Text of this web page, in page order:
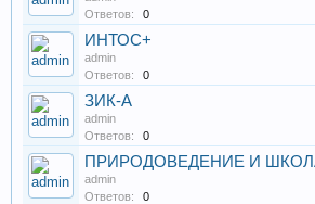
Ответов:
0
ИНТОС+
admin
Ответов:
0
ЗИК-А
admin
Ответов:
0
ПРИРОДОВЕДЕНИЕ И
admin
Ответов:
0